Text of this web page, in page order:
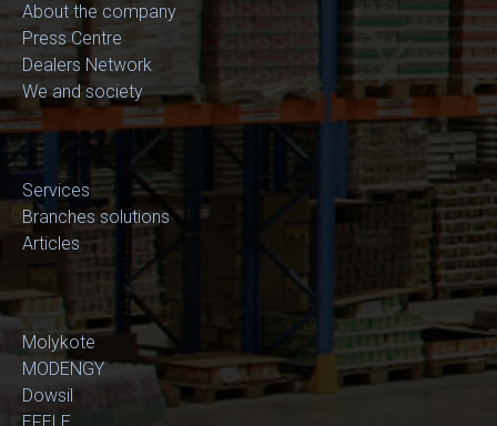
About the company
Press Centre
Dealers Network
We and society
Services
Branches solutions
Articles
Molykote
MODENGY
Dowsil